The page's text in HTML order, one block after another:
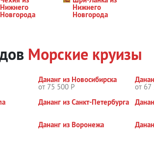
Нижнего
Новгорода
Нижнего
Новгорода
Морские круизы
Дананг из Новосибирска
от 75 500 Р от 67
Дананг из Санкт-Петербурга
Дананг из Воронежа